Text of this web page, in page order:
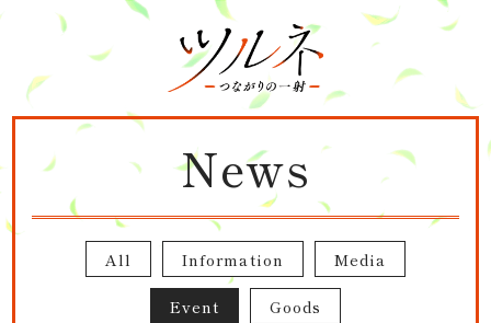
News
All Information Media
Event Goods